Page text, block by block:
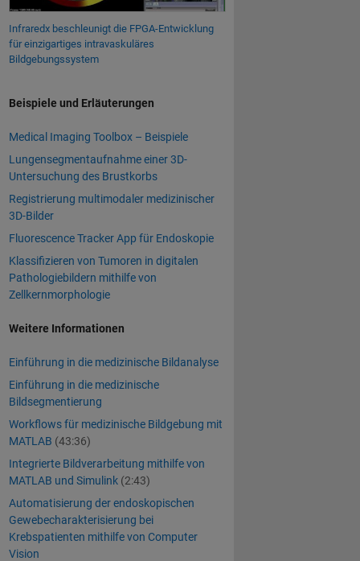
Infraredx beschleunigt die FPGA-Entwicklung
für einzigartiges intravaskuläres
Bildgebungssystem
Beispiele und Erläuterungen
Medical Imaging Toolbox – Beispiele
Lungensegmentaufnahme einer 3D-
Untersuchung des Brustkorbs
Registrierung multimodaler medizinischer
3D-Bilder
Fluorescence Tracker App für Endoskopie
Klassifizieren von Tumoren in digitalen
Pathologiebildern mithilfe von
Zellkernmorphologie
Weitere Informationen
Einführung in die medizinische Bildanalyse
Einführung in die medizinische
Bildsegmentierung
Workflows für medizinische Bildgebung mit
MATLAB (43:36)
Integrierte Bildverarbeitung mithilfe von
MATLAB und Simulink (2:43)
Automatisierung der endoskopischen
Gewebecharakterisierung bei
Krebspatienten mithilfe von Computer
Vision